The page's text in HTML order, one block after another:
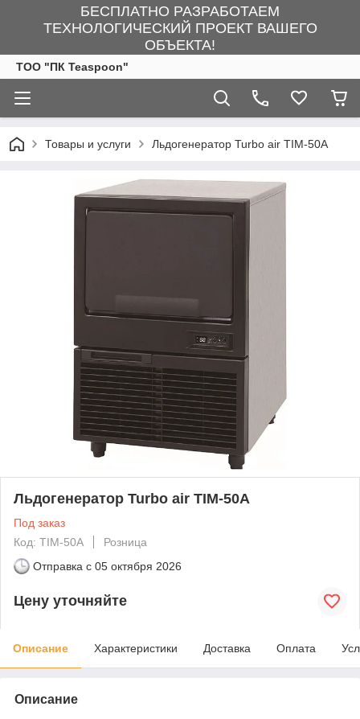
БЕСПЛАТНО РАЗРАБОТАЕМ
ТЕХНОЛОГИЧЕСКИЙ ПРОЕКТ ВАШЕГО
ОБЪЕКТА!
ТОО "ПК Teaspoon"
Товары и услуги Льдогенератор Turbo air TIM-50A
Льдогенератор Turbo air TIM-50A
Под заказ
Код: TIM-50A
Розница
Отправка с 05 октября 2026
Цену уточняйте
Описание Характеристики Доставка Оплата
Описание